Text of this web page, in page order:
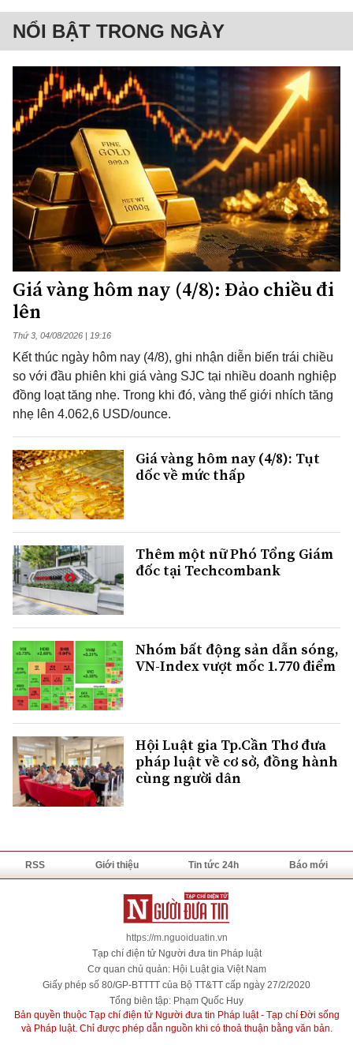
NỔI BẬT TRONG NGÀY
Giá vàng hôm nay (4/8): Đảo chiều đi
lên
Thứ 3, 04/08/2026 | 19:16
Kết thúc ngày hôm nay (4/8), ghi nhận diễn biến trái chiều
so với đầu phiên khi giá vàng SJC tại nhiều doanh nghiệp
đồng loạt tăng nhẹ. Trong khi đó, vàng thế giới nhích tăng
nhẹ lên 4.062,6 USD/ounce.
Giá vàng hôm nay (4/8): Tụt
dốc về mức thấp
Thêm một nữ Phó Tổng Giám
đốc tại Techcombank
Nhóm bất động sản dẫn sóng,
VN-Index vượt mốc 1.770 điểm
Hội Luật gia Tp.Cần Thơ đưa
pháp luật về cơ sở, đồng hành
cùng người dân
RSS Giới thiệu Tin tức 24h Báo mới
https://m.nguoiduatin.vn
Tạp chí điện tử Người đưa tin Pháp luật
Cơ quan chủ quản: Hội Luật gia Việt Nam
Giấy phép số 80/GP-BTTTT của Bộ TT&TT cấp ngày 27/2/2020
Tổng biên tập: Phạm Quốc Huy
Bản quyền thuộc Tạp chí điện tử Người đưa tin Pháp luật - Tạp chí Đời sống
và Pháp luật. Chỉ được phép dẫn nguồn khi có thoả thuận bằng văn bản.